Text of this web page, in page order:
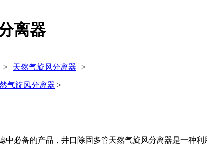
离器
> 天然气旋风分离器 >
气旋风分离器 >
中必备的产品，井口除固多管天然气旋风分离器是一种